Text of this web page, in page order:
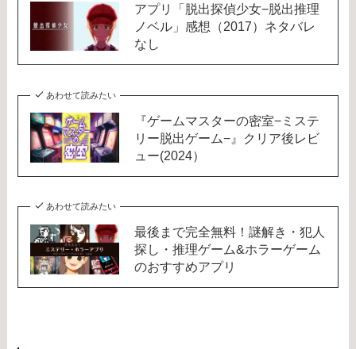
アプリ「脱出探偵少女−脱出推理
ノベル」感想（2017）ネタバレ
なし
あわせて読みたい
『ゲームマスターの密室−ミステ
リー脱出ゲーム−』クリア後レビ
ュー(2024）
あわせて読みたい
最後まで完全無料！謎解き・犯人
探し・推理ゲーム&ホラーゲーム
のおすすめアプリ